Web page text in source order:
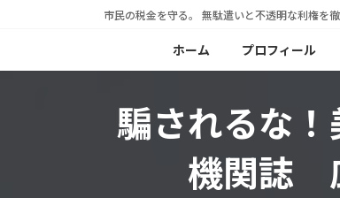
市民の税金を守る。 無駄遣いと不透明な利権を徹
ホーム プロフィール
騙されるな
機関誌